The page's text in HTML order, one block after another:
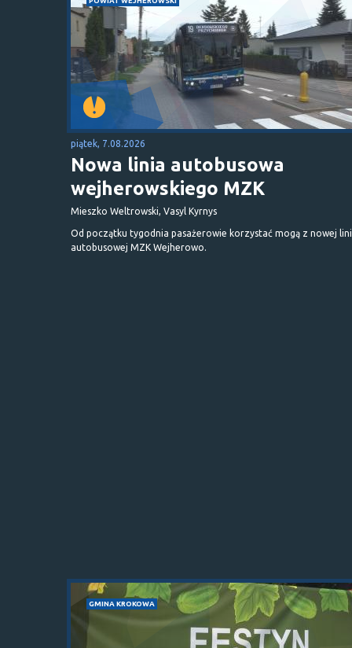
piątek, 7.08.2026
Nowa linia autobusowa
wejherowskiego MZK
Mieszko Weltrowski, Vasyl Kyrnys
Od początku tygodnia pasażerowie korzystać mogą z nowej
autobusowej MZK Wejherowo.
GMINA KROKOWA